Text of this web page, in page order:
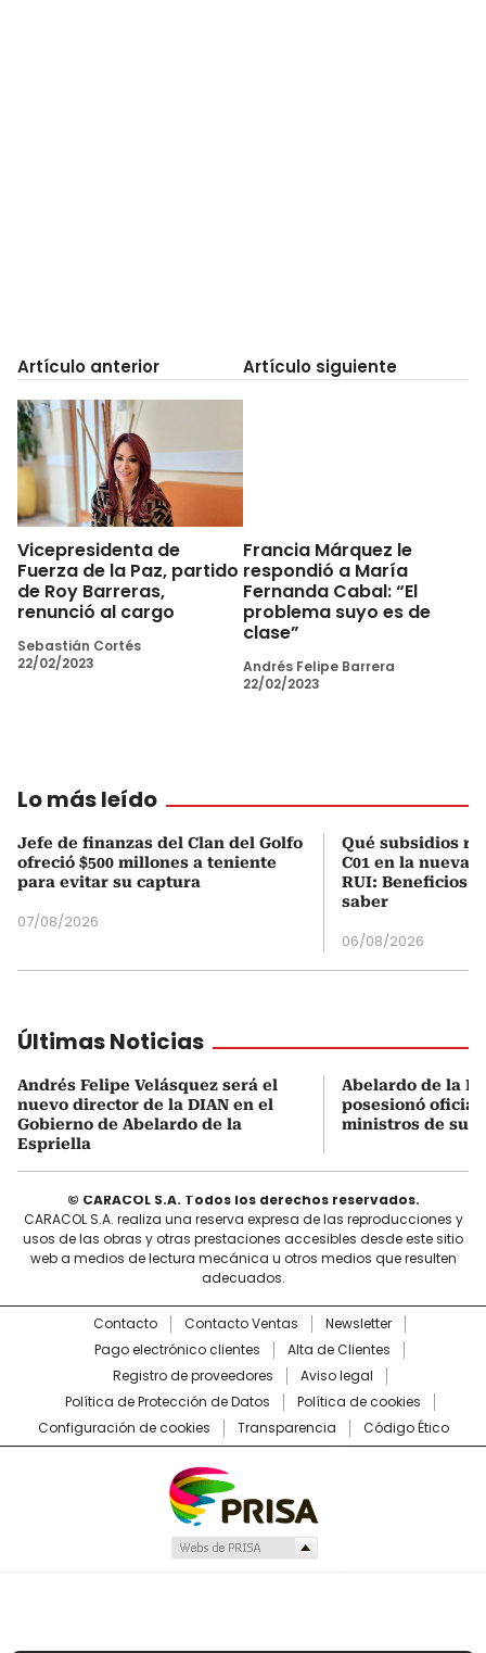
Artículo anterior
Vicepresidenta de
Fuerza de la Paz, partido
de Roy Barreras,
renunció al cargo
Sebastián Cortés
22/02/2023
Artículo siguiente
Francia Márquez le
respondió a María
Fernanda Cabal: “El
problema suyo es de
clase”
Andrés Felipe Barrera
22/02/2023
Lo más leído
Jefe de finanzas del Clan del Golfo
ofreció $500 millones a teniente
para evitar su captura
07/08/2026
Qué subsidios
C01 en la nueva
RUI: Beneficios
saber
06/08/2026
Últimas Noticias
Andrés Felipe Velásquez será el
nuevo director de la DIAN en el
Gobierno de Abelardo de la
Espriella
Abelardo de la
posesionó
ministros de su
© CARACOL S.A. Todos los derechos reservados.
CARACOL S.A. realiza una reserva expresa de las reproducciones y
usos de las obras y otras prestaciones accesibles desde este sitio
web a medios de lectura mecánica u otros medios que resulten
adecuados.
Contacto Contacto Ventas
Newsletter
Pago electrónico clientes
Alta de Clientes
Registro de proveedores
Aviso legal
Política de Protección de Datos
Política de cookies
Configuración de cookies
Transparencia Código Ético